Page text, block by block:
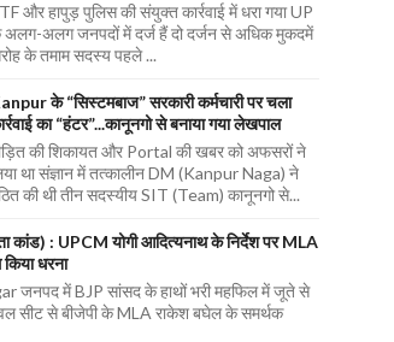
और हापुड़ पुलिस की संयुक्त कार्रवाई में धरा गया UP
अलग जनपदों में दर्ज हैं दो दर्जन से अधिक मुकदमें
के तमाम सदस्य पहले ...
के “सिस्टमबाज” सरकारी कर्मचारी पर चला
का “हंटर”...कानूनगो से बनाया गया लेखपाल
की शिकायत और Portal की खबर को अफसरों ने
था संज्ञान में तत्कालीन DM (Kanpur Naga) ने
की थी तीन सदस्यीय SIT (Team) कानूनगो से...
कांड) : UPCM योगी आदित्यनाथ के निर्देश पर MLA
धरना
जनपद में BJP सांसद के हाथों भरी महफिल में जूते से
सीट से बीजेपी के MLA राकेश बघेल के समर्थक